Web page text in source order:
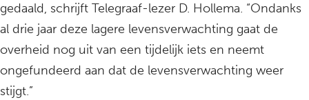
gedaald, schrijft Telegraaf-lezer D. Hollema. “Ondanks
al drie jaar deze lagere levensverwachting gaat de
overheid nog uit van een tijdelijk iets en neemt
ongefundeerd aan dat de levensverwachting weer
stijgt.”